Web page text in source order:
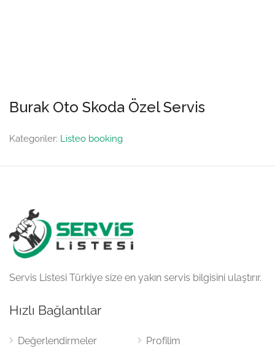
Burak Oto Skoda Özel Servis
Kategoriler: Listeo booking
Servis Listesi Türkiye size en yakın servis bilgisini ulaştırır.
Hızlı Bağlantılar
Değerlendirmeler Profilim